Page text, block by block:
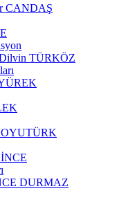
CANDAŞ
TÜRKÖZ
DURMAZ